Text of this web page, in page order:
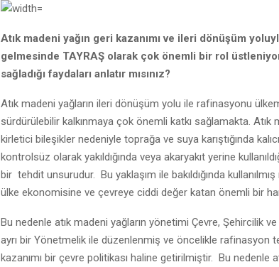
Atık madeni yağın geri kazanımı ve ileri dönüşüm
gelmesinde TAYRAŞ olarak çok önemli bir rol
sağladığı faydaları anlatır mısınız?
Atık madeni yağların ileri dönüşüm yolu ile rafinasyonu
sürdürülebilir kalkınmaya çok önemli katkı sağlamakta.
kirletici bileşikler nedeniyle toprağa ve suya karıştığında
kontrolsüz olarak yakıldığında veya akaryakıt yerine
bir tehdit unsurudur. Bu yaklaşım ile bakıldığında
ülke ekonomisine ve çevreye ciddi değer katan önemli bir
Bu nedenle atık madeni yağların yönetimi Çevre, Şehircilik
ayrı bir Yönetmelik ile düzenlenmiş ve öncelikle rafinasyon
kazanımı bir çevre politikası haline getirilmiştir. Bu nedenle